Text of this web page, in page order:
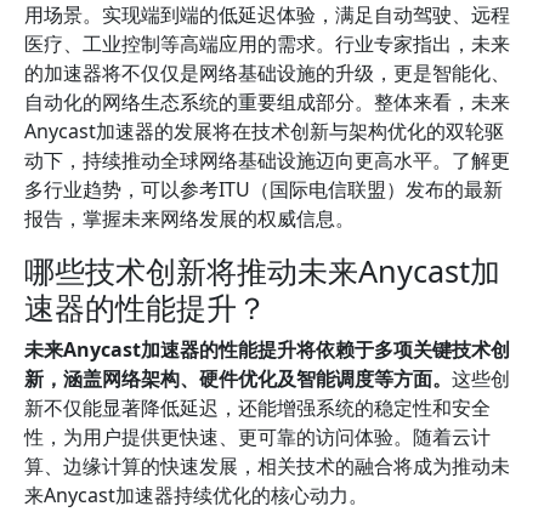
用场景。实现端到端的低延迟体验，满足自动驾驶、远程
医疗、工业控制等高端应用的需求。行业专家指出，未来
的加速器将不仅仅是网络基础设施的升级，更是智能化、
自动化的网络生态系统的重要组成部分。整体来看，未来
Anycast加速器的发展将在技术创新与架构优化的双轮驱
动下，持续推动全球网络基础设施迈向更高水平。了解更
多行业趋势，可以参考ITU（国际电信联盟）发布的最新
报告，掌握未来网络发展的权威信息。
哪些技术创新将推动未来Anycast加
速器的性能提升？
未来Anycast加速器的性能提升将依赖于多项关键技术创
新，涵盖网络架构、硬件优化及智能调度等方面。 这些创
新不仅能显著降低延迟，还能增强系统的稳定性和安全
性，为用户提供更快速、更可靠的访问体验。随着云计
算、边缘计算的快速发展，相关技术的融合将成为推动未
来Anycast加速器持续优化的核心动力。